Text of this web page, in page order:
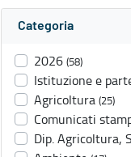
Categoria
2026 (58)
Istituzione e
Agricoltura (25)
Comunicati
Dip. Agricoltura,